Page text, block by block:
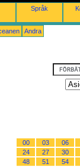
Språk
Andra
00 03 06
24
27 30
48
51 54